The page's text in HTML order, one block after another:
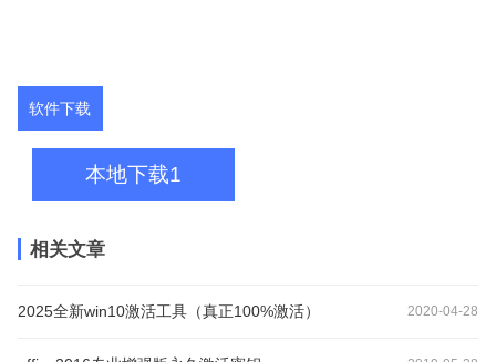
软件下载
本地下载1
相关文章
2025全新win10激活工具（真正100%激活） 2020-04-28